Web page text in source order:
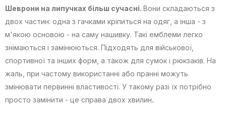
Шеврони на липучках більш сучасні. Вони складаються з
двох частин: одна з гачками кріпиться на одяг, а інша - з
м'якою основою - на саму нашивку. Такі емблеми легко
знімаються і замінюються. Підходять для військової,
спортивної та інших форм, а також для сумок і рюкзаків. На
жаль, при частому використанні або пранні можуть
змінювати первинні властивості. У такому разі їх потрібно
просто замінити - це справа двох хвилин.